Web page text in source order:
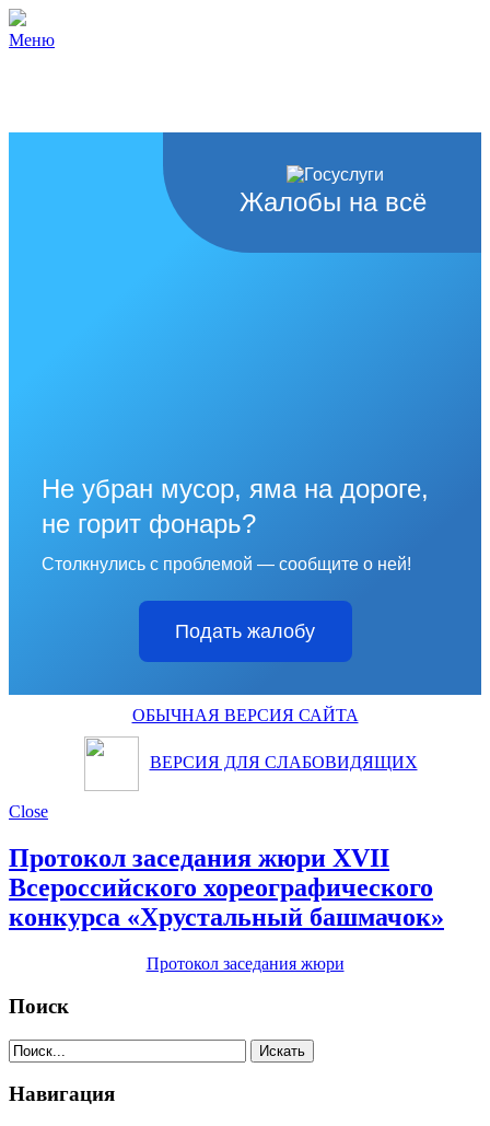
Меню
Жалобы на всё
Не убран мусор, яма на дороге,
не горит фонарь?
Столкнулись с проблемой — сообщите о ней!
Подать жалобу
ОБЫЧНАЯ ВЕРСИЯ САЙТА
ВЕРСИЯ ДЛЯ СЛАБОВИДЯЩИХ
Close
Протокол заседания жюри XVII
Всероссийского хореографического
конкурса «Хрустальный башмачок»
Протокол заседания жюри
Поиск
Навигация